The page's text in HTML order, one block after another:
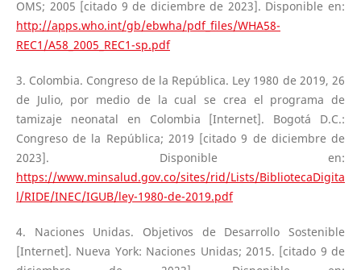
OMS; 2005 [citado 9 de diciembre de 2023]. Disponible en:
http://apps.who.int/gb/ebwha/pdf_files/WHA58-
REC1/A58_2005_REC1-sp.pdf
3. Colombia. Congreso de la República. Ley 1980 de 2019, 26
de Julio, por medio de la cual se crea el programa de
tamizaje neonatal en Colombia [Internet]. Bogotá D.C.:
Congreso de la República; 2019 [citado 9 de diciembre de
2023]. Disponible en:
https://www.minsalud.gov.co/sites/rid/Lists/BibliotecaDigita
l/RIDE/INEC/IGUB/ley-1980-de-2019.pdf
4. Naciones Unidas. Objetivos de Desarrollo Sostenible
[Internet]. Nueva York: Naciones Unidas; 2015. [citado 9 de